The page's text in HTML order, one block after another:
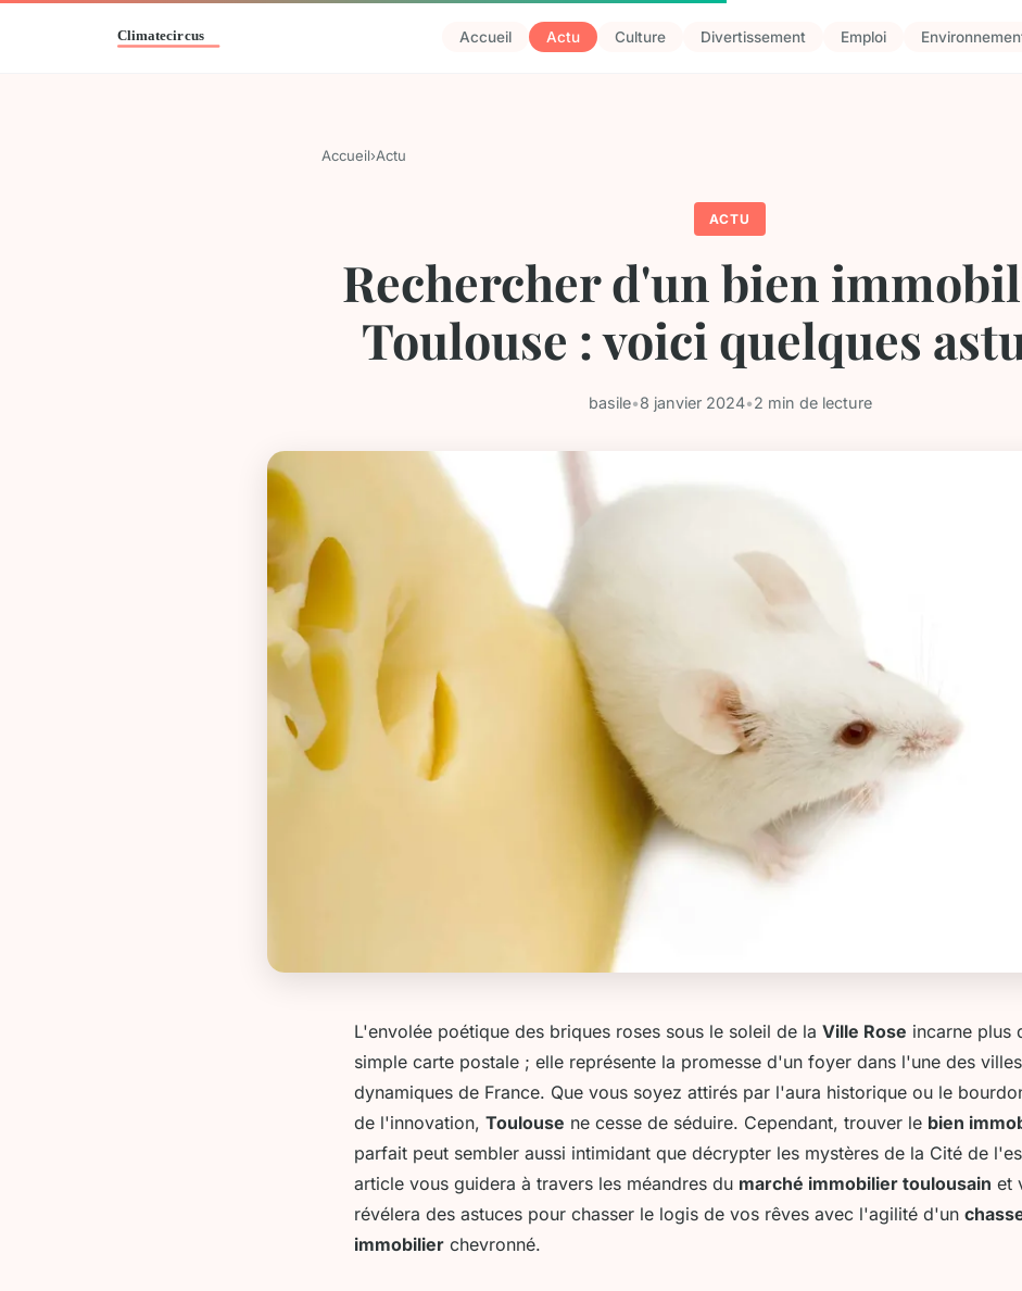
Accueil Actu Culture Divertissement Emploi
Accueil›Actu
ACTU
Rechercher d'un bien
Toulouse : voici quelques
basile•8 janvier 2024•2 min de lecture
L'envolée poétique des briques roses sous le soleil de la Ville Rose incarne plus
simple carte postale ; elle représente la promesse d'un foyer dans l'une des
dynamiques de France. Que vous soyez attirés par l'aura historique ou le
de l'innovation, Toulouse ne cesse de séduire. Cependant, trouver le bien
parfait peut sembler aussi intimidant que décrypter les mystères de la Cité de
article vous guidera à travers les méandres du marché immobilier toulousain et
révélera des astuces pour chasser le logis de vos rêves avec l'agilité d'un
immobilier chevronné.